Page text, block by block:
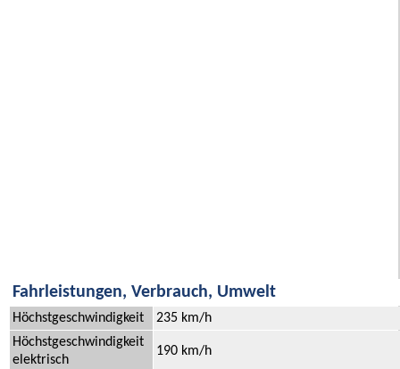
Fahrleistungen, Verbrauch, Umwelt
Höchstgeschwindigkeit
235 km/h
Höchstgeschwindigkeit
elektrisch
190 km/h